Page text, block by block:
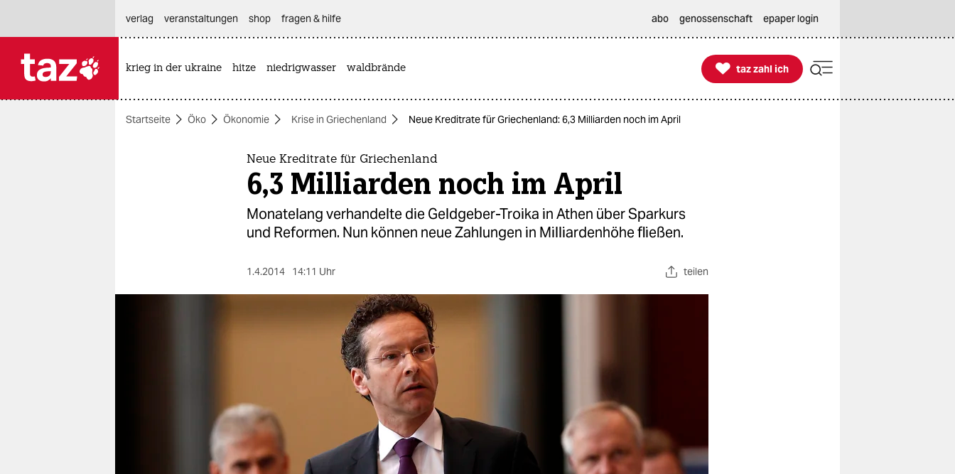
themen
verlag
veranstaltungen shop fragen & hilfe abo genossenschaft epaper login
krieg in der ukraine hitze niedrigwasser waldbrände 
taz zahl ich
taz zahl ich
Startseite Öko Ökonomie Krise in Griechenland Neue Kreditrate für Griechenland: 6,3 Milliarden noch im April
Neue Kreditrate für Griechenland
6,3 Milliarden noch im April
Monatelang verhandelte die Geldgeber-Troika in Athen über Sparkurs
und Reformen. Nun können neue Zahlungen in Milliardenhöhe fließen.
1.4.2014 14:11 Uhr teilen